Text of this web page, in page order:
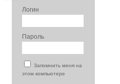
Логин
Пароль
Запомнить меня на
этом компьютере